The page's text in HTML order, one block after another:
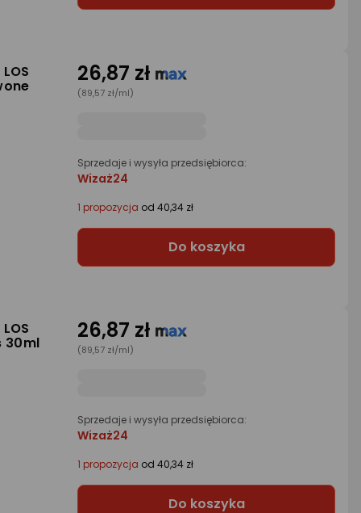
26,87 zł
(89,57 zł/ml)
Sprzedaje i wysyła przedsiębiorca:
Wizaż24
1 propozycja od 40,34 zł
Do koszyka
30ml 26,87 zł
(89,57 zł/ml)
Sprzedaje i wysyła przedsiębiorca:
Wizaż24
1 propozycja od 40,34 zł
Do koszyka